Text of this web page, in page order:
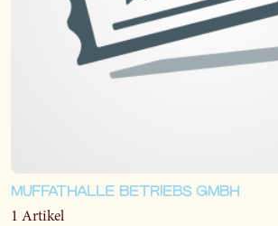
MUFFATHALLE BETRIEBS GMBH
1 Artikel